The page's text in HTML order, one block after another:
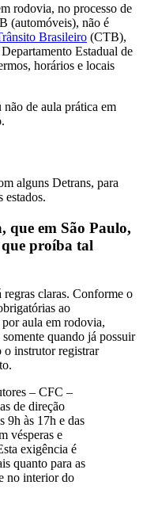
rodovia, no processo de
(automóveis), não é
Brasileiro (CTB),
Estadual de
horários e locais
de aula prática em
alguns Detrans, para
estados.
que em São Paulo,
proíba tal
regras claras. Conforme o
ao
aula em rodovia,
quando já possuir
o instrutor registrar
– CFC –
de direção
9h às 17h e das
vésperas e
exigência é
quanto para as
no interior do